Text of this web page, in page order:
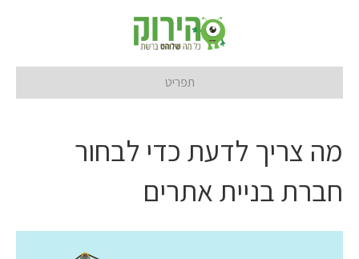
תפריט
מה צריך לדעת כדי לבחור
חברת בניית אתרים